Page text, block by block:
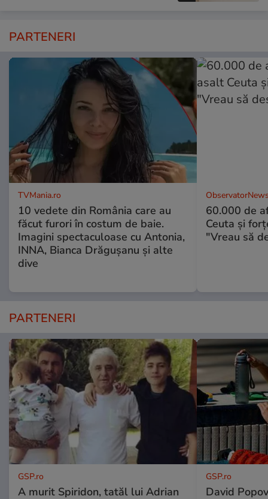
PARTENERI
TVMania.ro
10 vedete din România care au
făcut furori în costum de baie.
Imagini spectaculoase cu Antonia,
INNA, Bianca Drăgușanu și alte
dive
60.000 de
Ceuta şi
"Vreau să
PARTENERI
GSP.ro
A murit Spiridon, tatăl lui Adrian
GSP.ro
David